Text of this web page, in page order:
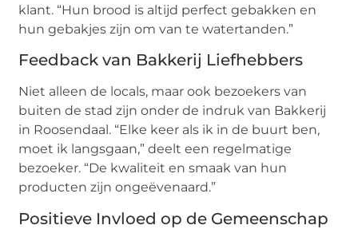
klant. “Hun brood is altijd perfect gebakken en
hun gebakjes zijn om van te watertanden.”
Feedback van Bakkerij Liefhebbers
Niet alleen de locals, maar ook bezoekers van
buiten de stad zijn onder de indruk van Bakkerij
in Roosendaal. “Elke keer als ik in de buurt ben,
moet ik langsgaan,” deelt een regelmatige
bezoeker. “De kwaliteit en smaak van hun
producten zijn ongeëvenaard.”
Positieve Invloed op de Gemeenschap